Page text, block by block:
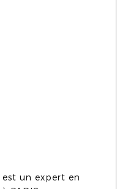
est un expert en